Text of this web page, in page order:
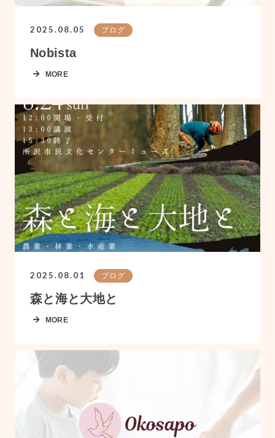
2025.08.05 ブログ
Nobista
MORE
2025.08.01 ブログ
森と海と大地と
MORE